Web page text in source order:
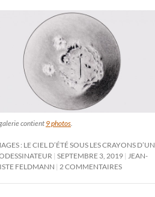
contient 9 photos
: LE CIEL D’ÉTÉ SOUS LES CRAYONS D’UN
SEPTEMBRE 3, 2019
JEAN-
FELDMANN
2 COMMENTAIRES